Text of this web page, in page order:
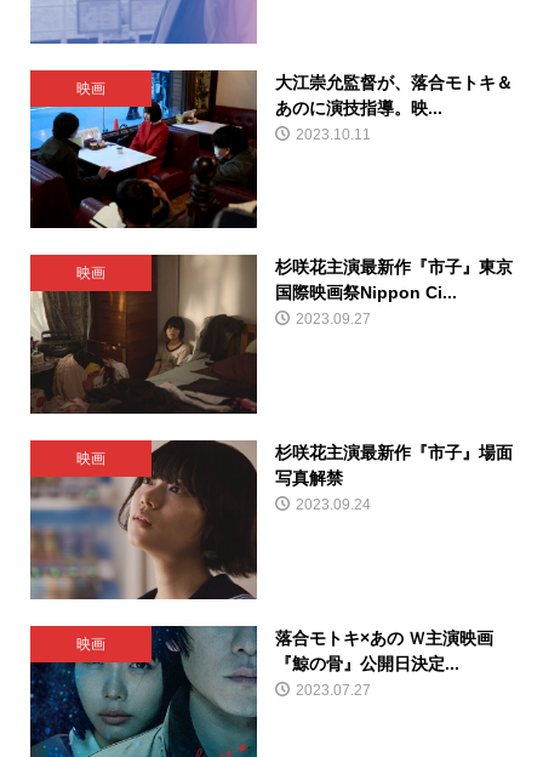
映画
大江崇允監督が、落合モトキ＆
あのに演技指導。映...
2023.10.11
映画
杉咲花主演最新作『市子』東京
国際映画祭Nippon Ci...
2023.09.27
映画
杉咲花主演最新作『市子』場面
写真解禁
2023.09.24
映画
落合モトキ×あの Ｗ主演映画
『鯨の骨』公開日決定...
2023.07.27